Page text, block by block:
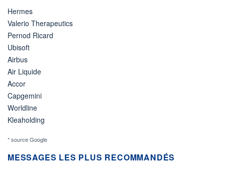
Hermes
Valerio Therapeutics
Pernod Ricard
Ubisoft
Airbus
Air Liquide
Accor
Capgemini
Worldline
Kleaholding
* source Google
MESSAGES LES PLUS RECOMMANDÉS